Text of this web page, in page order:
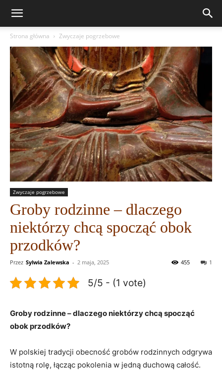
Strona główna Zwyczaje pogrzebowe
Zwyczaje pogrzebowe
Groby rodzinne – dlaczego
niektórzy chcą spocząć obok
przodków?
Przez Sylwia Zalewska - 2 maja, 2025 1
455
5/5 - (1 vote)
Groby rodzinne – dlaczego niektórzy chcą spocząć
obok przodków?
W polskiej tradycji obecność grobów rodzinnych odgrywa
istotną rolę, łącząc pokolenia w jedną duchową całość.